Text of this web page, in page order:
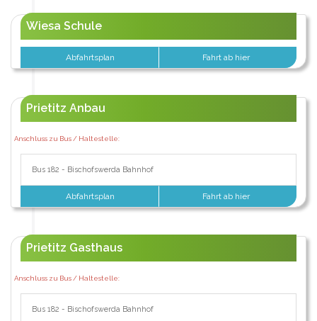
Wiesa Schule
Abfahrtsplan Fahrt ab hier
Prietitz Anbau
Anschluss zu Bus / Haltestelle:
Bus 182 - Bischofswerda Bahnhof
Abfahrtsplan Fahrt ab hier
Prietitz Gasthaus
Anschluss zu Bus / Haltestelle:
Bus 182 - Bischofswerda Bahnhof